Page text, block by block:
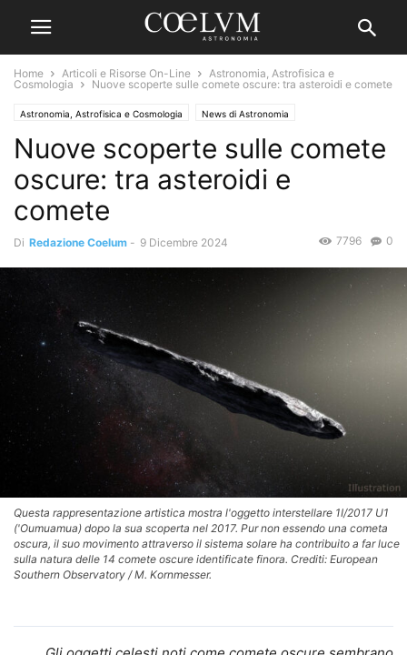
Home Articoli e Risorse On-Line
Astronomia, Astrofisica e
Cosmologia
Nuove scoperte sulle comete oscure: tra asteroidi e comete
Astronomia, Astrofisica e Cosmologia News di Astronomia
Strumenti Professionali
Nuove scoperte sulle comete
oscure: tra asteroidi e
comete
Di Redazione Coelum - 9 Dicembre 2024 0
7796
Questa rappresentazione artistica mostra l'oggetto interstellare 1I/2017 U1
('Oumuamua) dopo la sua scoperta nel 2017. Pur non essendo una cometa
oscura, il suo movimento attraverso il sistema solare ha contribuito a far luce
sulla natura delle 14 comete oscure identificate finora. Crediti: European
Southern Observatory / M. Kornmesser.